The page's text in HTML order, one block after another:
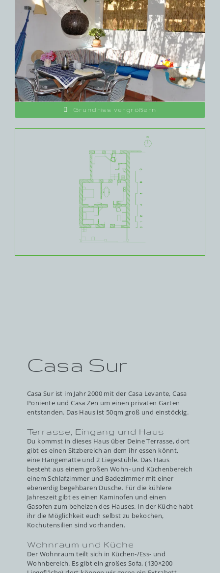
Grundriss vergrößern
Casa Sur
Casa Sur ist im Jahr 2000 mit der Casa Levante, Casa
Poniente und Casa Zen um einen privaten Garten
entstanden. Das Haus ist 50qm groß und einstöckig.
Terrasse, Eingang und Haus
Du kommst in dieses Haus über Deine Terrasse, dort
gibt es einen Sitzbereich an dem ihr essen könnt,
eine Hängematte und 2 Liegestühle. Das Haus
besteht aus einem großen Wohn- und Küchenbereich
einem Schlafzimmer und Badezimmer mit einer
ebenerdig begehbaren Dusche. Für die kühlere
Jahreszeit gibt es einen Kaminofen und einen
Gasofen zum beheizen des Hauses. In der Küche habt
ihr die Möglichkeit euch selbst zu bekochen,
Kochutensilien sind vorhanden.
Wohnraum und Küche
Der Wohnraum teilt sich in Küchen-/Ess- und
Wohnbereich. Es gibt ein großes Sofa, (130×200